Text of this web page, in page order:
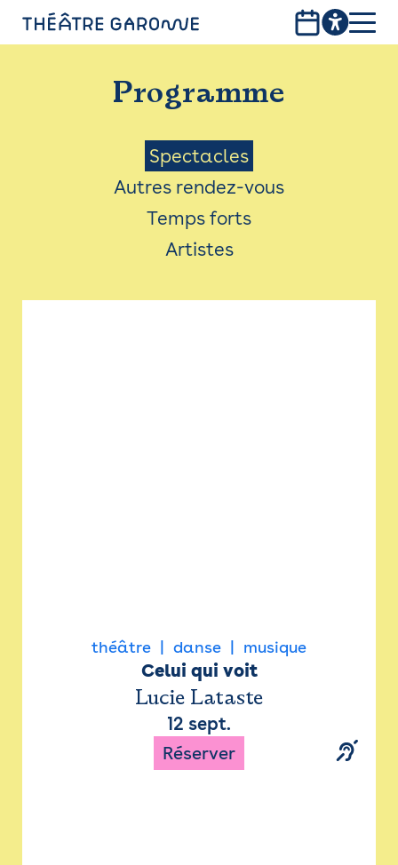
PROGRAMME
INFOS PRATIQUES
AVEC LES PUBLICS
ACCESSIBILITÉ
LES PRODUCTIONS
Programme
Menu
Saison
Spectacles
Autres rendez-vous
Temps forts
Artistes
théâtre danse musique
Celui qui voit
Lucie Lataste
12 sept.
Réserver